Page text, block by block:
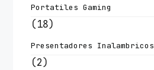
Portatiles Gaming
(18)
Presentadores Inalambricos
(2)